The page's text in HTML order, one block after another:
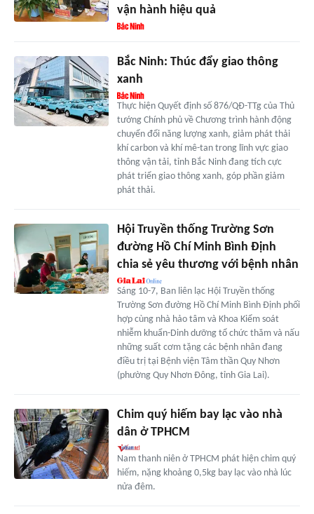
vận hành hiệu quả
Bắc Ninh: Thúc đẩy giao thông
xanh
Thực hiện Quyết định số 876/QĐ-TTg của Thủ
tướng Chính phủ về Chương trình hành động
chuyển đổi năng lượng xanh, giảm phát thải
khí carbon và khí mê-tan trong lĩnh vực giao
thông vận tải, tỉnh Bắc Ninh đang tích cực
phát triển giao thông xanh, góp phần giảm
phát thải.
Hội Truyền thống Trường Sơn
đường Hồ Chí Minh Bình Định
chia sẻ yêu thương với bệnh nhân
Sáng 10-7, Ban liên lạc Hội Truyền thống
Trường Sơn đường Hồ Chí Minh Bình Định phối
hợp cùng nhà hảo tâm và Khoa Kiểm soát
nhiễm khuẩn-Dinh dưỡng tổ chức thăm và nấu
những suất cơm tặng các bệnh nhân đang
điều trị tại Bệnh viện Tâm thần Quy Nhơn
(phường Quy Nhơn Đông, tỉnh Gia Lai).
Chim quý hiếm bay lạc vào nhà
dân ở TPHCM
Nam thanh niên ở TPHCM phát hiện chim quý
hiếm, nặng khoảng 0,5kg bay lạc vào nhà lúc
nửa đêm.